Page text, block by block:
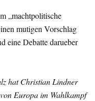
„machtpolitische
mutigen Vorschlag
eine Debatte darueber
hat Christian Lindner
Europa im Wahlkampf